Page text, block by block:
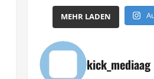
MEHR LADEN
kick_mediaag